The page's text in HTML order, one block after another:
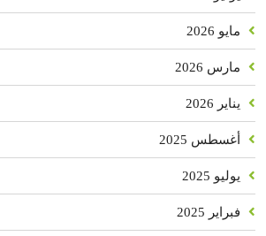
مايو 2026
مارس 2026
يناير 2026
أغسطس 2025
يوليو 2025
فبراير 2025